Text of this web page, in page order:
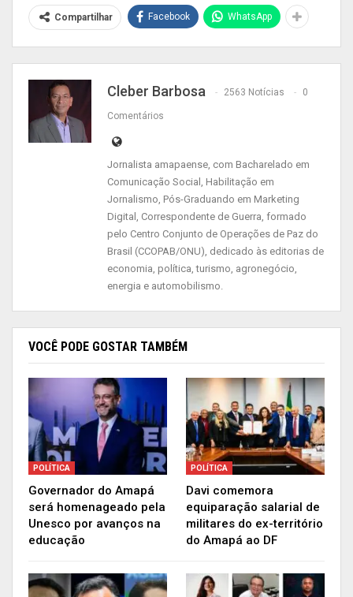
Depois da mineradora Icomi S.A., que construiu a
Estrada de Ferro do Amapá, tiveram a concessão
Ferrous. Depois, a concessão da ferrovia
amapaense foi retomada pelo Estado, ficando
sob a tutela da Secretaria de Estado dos
Transportes (SETRAP). Recentemente, foi
anunciado pelo Governo do Amapá um contrato
para arrendamento da estrada de ferro, por um
pool de empresas do setor mineral, as
companhias Cadence Minerals PLC, IndoSino PTE
Ltda e DEV Mineração, num plano de recuperação
de US$ 200 milhões (cerca de R$ 900 milhões).
Situação atual
perdeu a concessão por não cumprir manutenção e revitalização
Compartilhar Facebook WhatsApp
Cleber Barbosa 2563 Notícias 0
Comentários
Jornalista amapaense, com Bacharelado em
Comunicação Social, Habilitação em
Jornalismo, Pós-Graduando em Marketing
Digital, Correspondente de Guerra, formado
pelo Centro Conjunto de Operações de Paz do
Brasil (CCOPAB/ONU), dedicado às editorias de
economia, política, turismo, agronegócio,
energia e automobilismo.
VOCÊ PODE GOSTAR TAMBÉM
POLÍTICA
Governador do Amapá
será homenageado pela
Unesco por avanços na
educação
POLÍTICA
Davi comemora
equiparação salarial de
militares do ex-território
do Amapá ao DF